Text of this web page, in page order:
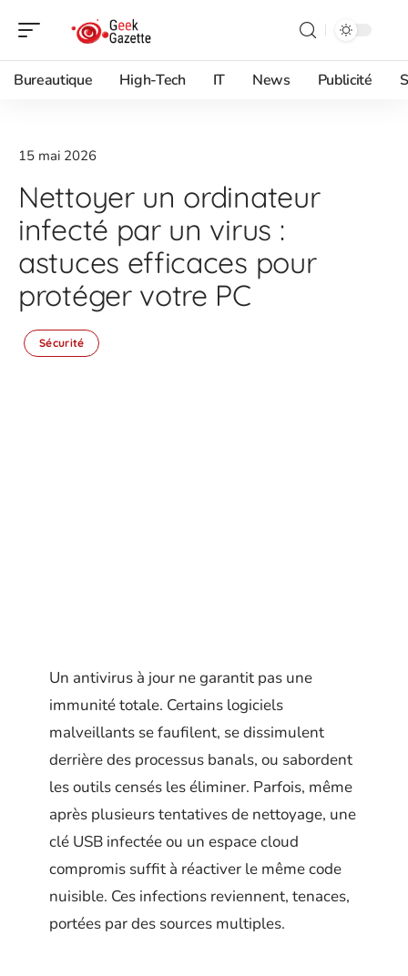
Bureautique High-Tech IT News Publicité
15 mai 2026
Nettoyer un ordinateur
infecté par un virus :
astuces efficaces pour
protéger votre PC
Sécurité
Un antivirus à jour ne garantit pas une
immunité totale. Certains logiciels
malveillants se faufilent, se dissimulent
derrière des processus banals, ou sabordent
les outils censés les éliminer. Parfois, même
après plusieurs tentatives de nettoyage, une
clé USB infectée ou un espace cloud
compromis suffit à réactiver le même code
nuisible. Ces infections reviennent, tenaces,
portées par des sources multiples.